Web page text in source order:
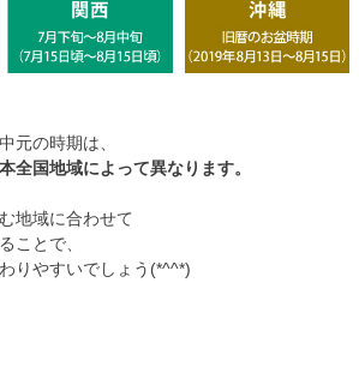
元の時期は、
全国地域によって異なります。
地域に合わせて
ことで、
りやすいでしょう(*^^*)